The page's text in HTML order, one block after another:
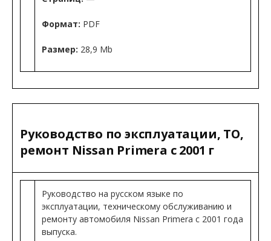
Формат: PDF
Размер: 28,9 Mb
Руководство по эксплуатации, ТО,
ремонт Nissan Primera с 2001 г
Руководство на русском языке по
эксплуатации, техническому обслуживанию и
ремонту автомобиля Nissan Primera с 2001 года
выпуска.